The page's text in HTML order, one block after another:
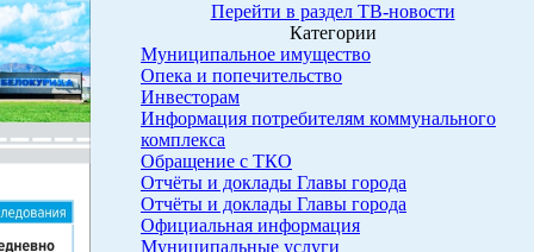
Перейти в раздел ТВ-новости
Категории
Муниципальное имущество
Опека и попечительство
Инвесторам
Информация потребителям коммунального
комплекса
Обращение с ТКО
Отчёты и доклады Главы города
Отчёты и доклады Главы города
Официальная информация
Муниципальные услуги